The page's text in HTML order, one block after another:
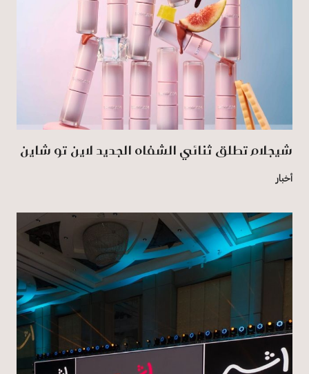
شيجلام تطلق ثنائي الشفاه الجديد لاين تو شاين
أخبار